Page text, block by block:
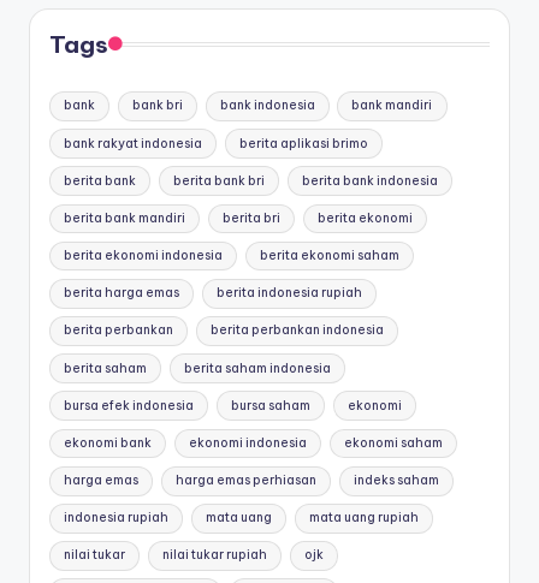
Tags
bank bank bri bank indonesia bank mandiri
bank rakyat indonesia berita aplikasi brimo
berita bank berita bank bri berita bank indonesia
berita bank mandiri berita bri berita ekonomi
berita ekonomi indonesia berita ekonomi saham
berita harga emas berita indonesia rupiah
berita perbankan berita perbankan indonesia
berita saham berita saham indonesia
bursa efek indonesia bursa saham ekonomi
ekonomi bank ekonomi indonesia ekonomi saham
harga emas harga emas perhiasan indeks saham
indonesia rupiah mata uang mata uang rupiah
nilai tukar nilai tukar rupiah ojk